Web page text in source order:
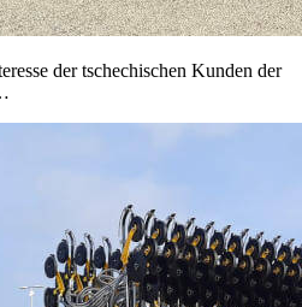
der tschechischen Kunden der